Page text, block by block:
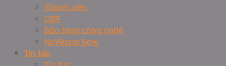
Thành viên
CSR
Bảo tàng công nghệ
NoWaste Now
Tin tức
Tin tức